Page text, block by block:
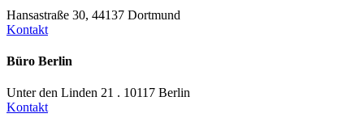
Hansastraße 30, 44137 Dortmund
Kontakt
Büro Berlin
Unter den Linden 21 . 10117 Berlin
Kontakt